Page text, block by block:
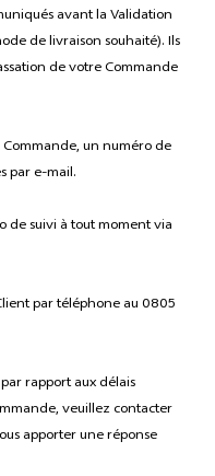
avant la Validation
de livraison souhaité). Ils
de votre Commande
un numéro de
par e-mail.
de suivi à tout moment via
par téléphone au 0805
rapport aux délais
veuillez contacter
apporter une réponse